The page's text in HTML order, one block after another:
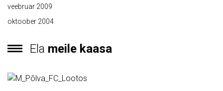
veebruar 2009
oktoober 2004
Ela meile kaasa